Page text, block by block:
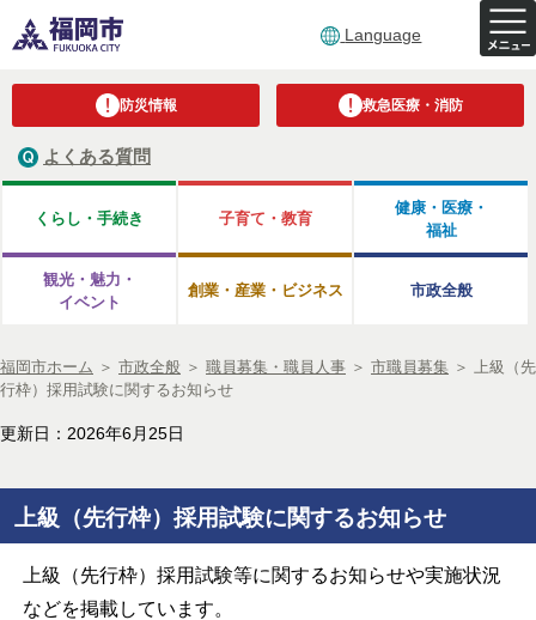
Language
防災情報 救急医療・消防
よくある質問
くらし・手続き 子育て・教育
健康・医療・
福祉
観光・魅力・
イベント
創業・産業・ビジネス 市政全般
福岡市ホーム ＞ 市政全般 ＞ 職員募集・職員人事 ＞ 市職員募集 ＞ 上級（先
行枠）採用試験に関するお知らせ
更新日：2026年6月25日
上級（先行枠）採用試験に関するお知らせ
上級（先行枠）採用試験等に関するお知らせや実施状況
などを掲載しています。